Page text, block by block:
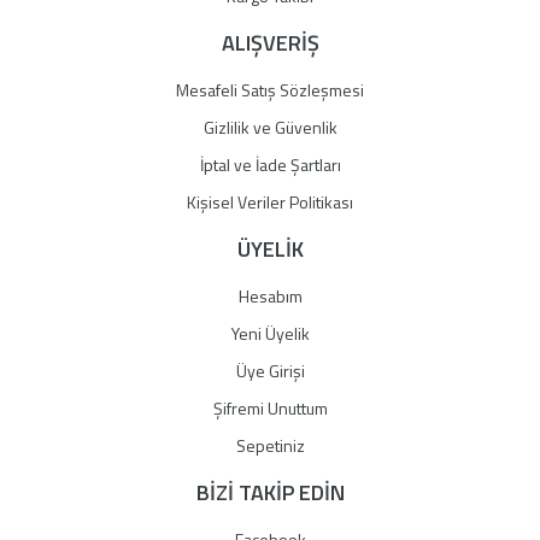
ALIŞVERİŞ
Mesafeli Satış Sözleşmesi
Gizlilik ve Güvenlik
İptal ve İade Şartları
Kişisel Veriler Politikası
ÜYELİK
Hesabım
Yeni Üyelik
Üye Girişi
Şifremi Unuttum
Sepetiniz
BİZİ TAKİP EDİN